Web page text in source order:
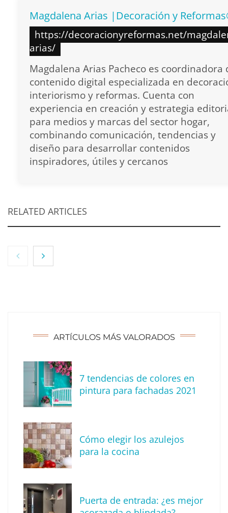
Magdalena Arias |Decoración y
https://decoracionyreformas.net/
arias/
Magdalena Arias Pacheco es coordinadora
contenido digital especializada en
interiorismo y reformas. Cuenta con
experiencia en creación y estrategia
para medios y marcas del sector hogar,
combinando comunicación, tendencias y
diseño para desarrollar contenidos
inspiradores, útiles y cercanos
RELATED ARTICLES
Consejos para decorar esta navidad
ARTÍCULOS MÁS VALORADOS
7 tendencias de colores en
pintura para fachadas 2021
Cómo elegir los azulejos
para la cocina
Puerta de entrada: ¿es mejor